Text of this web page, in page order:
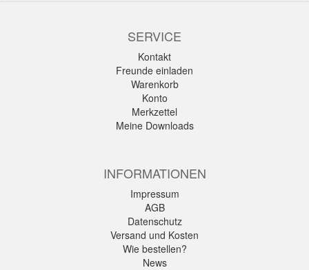
SERVICE
Kontakt
Freunde einladen
Warenkorb
Konto
Merkzettel
Meine Downloads
INFORMATIONEN
Impressum
AGB
Datenschutz
Versand und Kosten
Wie bestellen?
News